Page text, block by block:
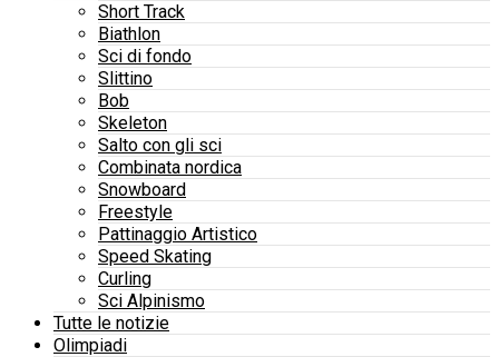
Short Track
Biathlon
Sci di fondo
Slittino
Bob
Skeleton
Salto con gli sci
Combinata nordica
Snowboard
Freestyle
Pattinaggio Artistico
Speed Skating
Curling
Sci Alpinismo
Tutte le notizie
Olimpiadi